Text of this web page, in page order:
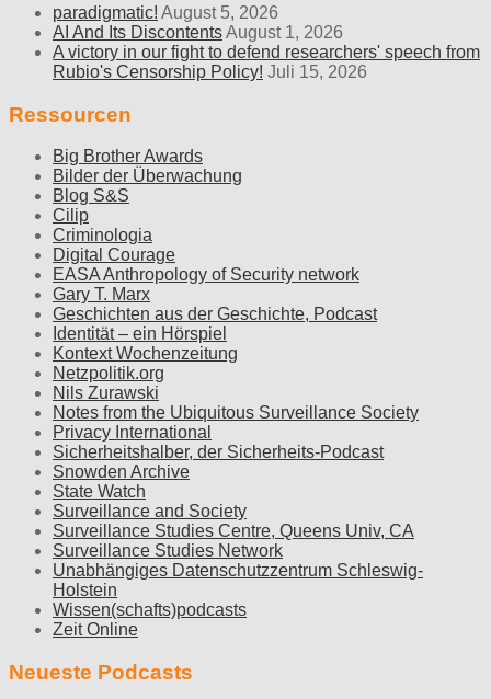
paradigmatic! August 5, 2026
AI And Its DiscontentsAugust 1, 2026
A victory in our fight to defend researchers' speech from
Rubio's Censorship Policy! Juli 15, 2026
Ressourcen
Big Brother Awards
Bilder der Überwachung
Blog S&S
Cilip
Criminologia
Digital Courage
EASA Anthropology of Security network
Gary T. Marx
Geschichten aus der Geschichte, Podcast
Identität – ein Hörspiel
Kontext Wochenzeitung
Netzpolitik.org
Nils Zurawski
Notes from the Ubiquitous Surveillance Society
Privacy International
Sicherheitshalber, der Sicherheits-Podcast
Snowden Archive
State Watch
Surveillance and Society
Surveillance Studies Centre, Queens Univ, CA
Surveillance Studies Network
Unabhängiges Datenschutzzentrum Schleswig-
Holstein
Wissen(schafts)podcasts
Zeit Online
Neueste Podcasts